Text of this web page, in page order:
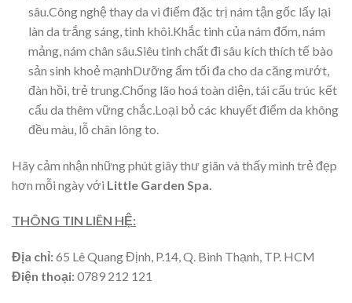
sâu.Công nghệ thay da vi điểm đặc trị nám tận gốc lấy lại
làn da trắng sáng, tinh khôi.Khắc tinh của nám đốm, nám
mảng, nám chân sâu.Siêu tinh chất đi sâu kích thích tế bào
sản sinh khoẻ mạnhDưỡng ẩm tối đa cho da căng mướt,
đàn hồi, trẻ trung.Chống lão hoá toàn diện, tái cấu trúc kết
cấu da thêm vững chắc.Loại bỏ các khuyết điểm da không
đều màu, lỗ chân lông to.
Hãy cảm nhận những phút giây thư giãn và thấy mình trẻ đẹp
hơn mỗi ngày với Little Garden Spa.
THÔNG TIN LIÊN HỆ:
Địa chỉ:65 Lê Quang Định, P.14, Q. Bình Thạnh, TP. HCM
Điện thoại:0789 212 121